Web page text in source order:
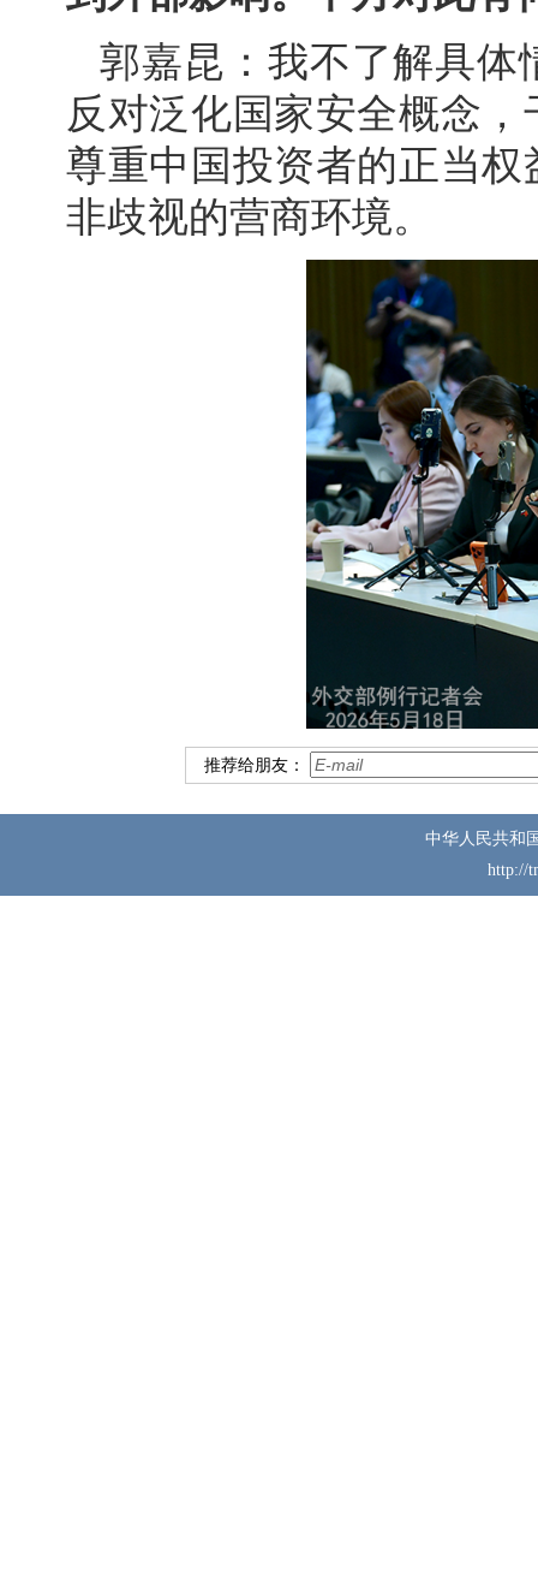
郭嘉昆：我不了解具体
反对泛化国家安全概念
尊重中国投资者的正当
非歧视的营商环境。
推荐给朋友：
中华人民共和
http://